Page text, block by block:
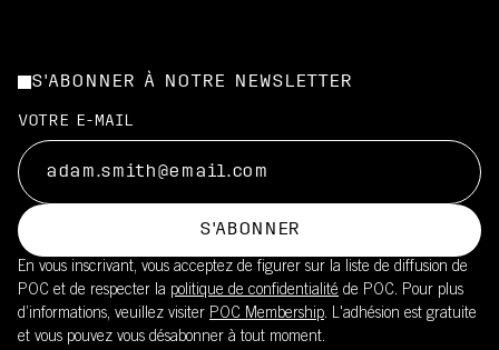
S'ABONNER À NOTRE NEWSLETTER
VOTRE E-MAIL
S'ABONNER
En vous inscrivant, vous acceptez de figurer sur la liste de diffusion de
POC et de respecter la politique de confidentialité de POC. Pour plus
d’informations, veuillez visiter POC Membership. L'adhésion est gratuite
et vous pouvez vous désabonner à tout moment.